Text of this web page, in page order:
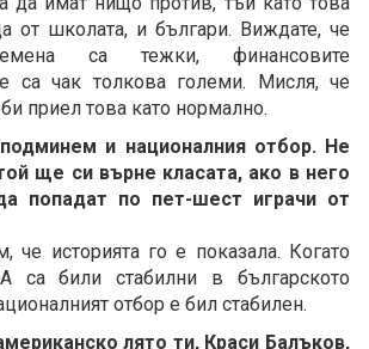
от школата, и българи. Виждате, че
са тежки, финансовите
са чак толкова големи. Мисля, че
приел това като нормално.
и националния отбор. Не
ще си върне класата, ако в него
попадат по пет-шест играчи от
че историята го е показала. Когато
били стабилни в българското
отбор е бил стабилен.
лято ти, Краси Балъков,